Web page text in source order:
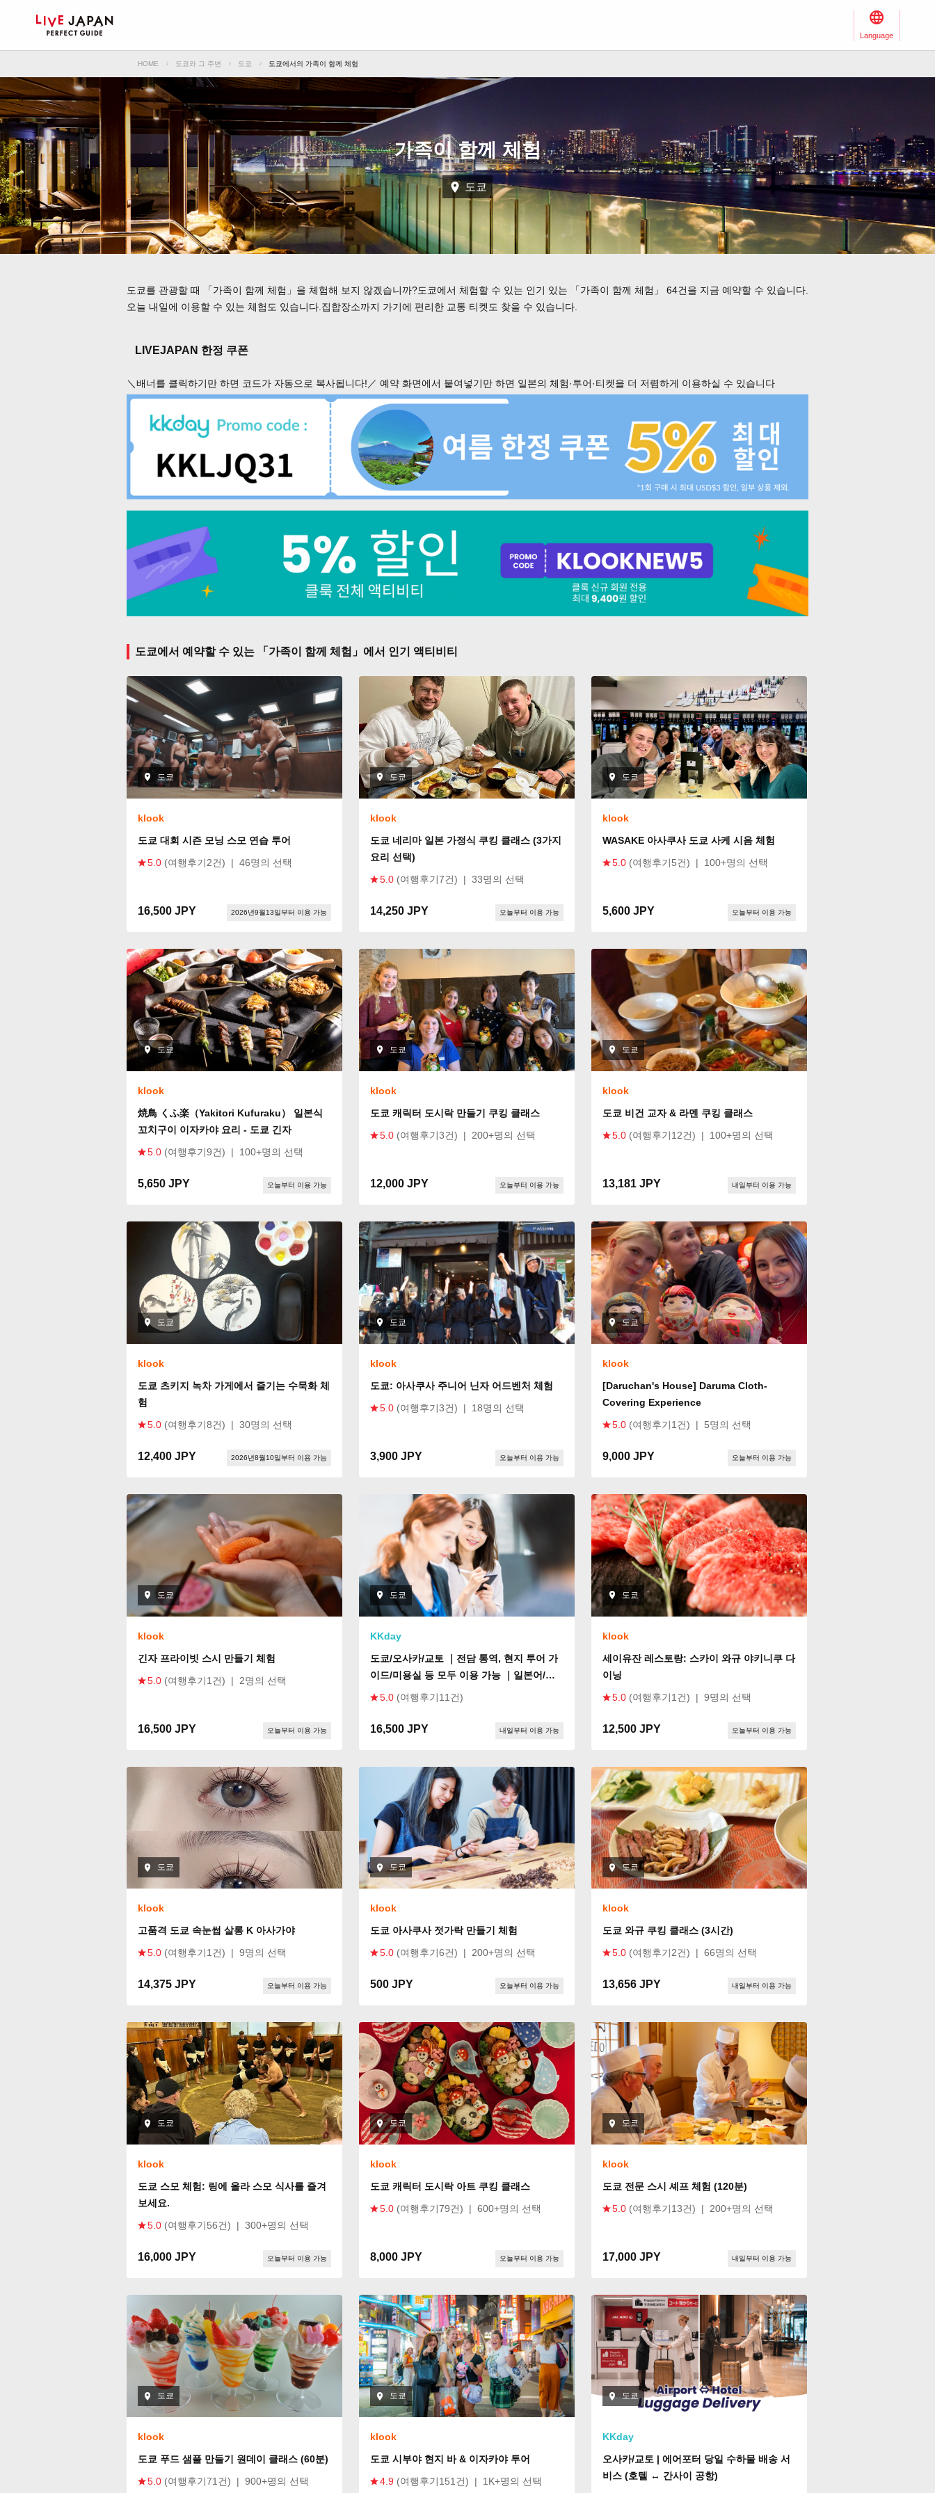
Language
HOME 도쿄와 그 주변 도쿄 도쿄에서의 가족이 함께 체험
가족이 함께 체험
도쿄
도쿄를 관광할 때 「가족이 함께 체험」을 체험해 보지 않겠습니까?도쿄에서 체험할 수 있는 인기 있는 「가족이 함께 체험」 64건을 지금 예약할 수 있습니다.
오늘 내일에 이용할 수 있는 체험도 있습니다.집합장소까지 가기에 편리한 교통 티켓도 찾을 수 있습니다.
LIVEJAPAN 한정 쿠폰
＼배너를 클릭하기만 하면 코드가 자동으로 복사됩니다!／ 예약 화면에서 붙여넣기만 하면 일본의 체험·투어·티켓을 더 저렴하게 이용하실 수 있습니다
도쿄에서 예약할 수 있는 「가족이 함께 체험」에서 인기 액티비티
도쿄
klook
도쿄 대회 시즌 모닝 스모 연습 투어
5.0 (여행후기2건) | 46명의 선택
16,500 JPY 2026년9월13일부터 이용 가능
도쿄
klook
도쿄 네리마 일본 가정식 쿠킹 클래스 (3가지
요리 선택)
5.0 (여행후기7건) | 33명의 선택
14,250 JPY 오늘부터 이용 가능
도쿄
klook
WASAKE 아사쿠사 도쿄 사케 시음 체험
5.0 (여행후기5건) | 100+명의 선택
5,600 JPY 오늘부터 이용 가능
도쿄
klook
焼鳥 くふ楽（Yakitori Kufuraku） 일본식
꼬치구이 이자카야 요리 - 도쿄 긴자
5.0 (여행후기9건) | 100+명의 선택
5,650 JPY 오늘부터 이용 가능
도쿄
klook
도쿄 캐릭터 도시락 만들기 쿠킹 클래스
5.0 (여행후기3건) | 200+명의 선택
12,000 JPY 오늘부터 이용 가능
도쿄
klook
도쿄 비건 교자 & 라멘 쿠킹 클래스
5.0 (여행후기12건) | 100+명의 선택
13,181 JPY 내일부터 이용 가능
도쿄
klook
도쿄 츠키지 녹차 가게에서 즐기는 수묵화 체
험
5.0 (여행후기8건) | 30명의 선택
12,400 JPY 2026년8월10일부터 이용 가능
도쿄
klook
도쿄: 아사쿠사 주니어 닌자 어드벤처 체험
5.0 (여행후기3건) | 18명의 선택
3,900 JPY 오늘부터 이용 가능
도쿄
klook
[Daruchan's House] Daruma Cloth-
Covering Experience
5.0 (여행후기1건) | 5명의 선택
9,000 JPY 오늘부터 이용 가능
도쿄
klook
긴자 프라이빗 스시 만들기 체험
5.0 (여행후기1건) | 2명의 선택
16,500 JPY 오늘부터 이용 가능
도쿄
KKday
도쿄/오사카/교토 ｜전담 통역, 현지 투어 가
이드/미용실 등 모두 이용 가능 ｜일본어/영
어/중국어
5.0 (여행후기11건)
16,500 JPY 내일부터 이용 가능
도쿄
klook
세이유잔 레스토랑: 스카이 와규 야키니쿠 다
이닝
5.0 (여행후기1건) | 9명의 선택
12,500 JPY 오늘부터 이용 가능
도쿄
klook
고품격 도쿄 속눈썹 살롱 K 아사가야
5.0 (여행후기1건) | 9명의 선택
14,375 JPY 오늘부터 이용 가능
도쿄
klook
도쿄 아사쿠사 젓가락 만들기 체험
5.0 (여행후기6건) | 200+명의 선택
500 JPY 오늘부터 이용 가능
도쿄
klook
도쿄 와규 쿠킹 클래스 (3시간)
5.0 (여행후기2건) | 66명의 선택
13,656 JPY 내일부터 이용 가능
도쿄
klook
도쿄 스모 체험: 링에 올라 스모 식사를 즐겨
보세요.
5.0 (여행후기56건) | 300+명의 선택
16,000 JPY 오늘부터 이용 가능
도쿄
klook
도쿄 캐릭터 도시락 아트 쿠킹 클래스
5.0 (여행후기79건) | 600+명의 선택
8,000 JPY 오늘부터 이용 가능
도쿄
klook
도쿄 전문 스시 셰프 체험 (120분)
5.0 (여행후기13건) | 200+명의 선택
17,000 JPY 내일부터 이용 가능
도쿄
klook
도쿄 푸드 샘플 만들기 원데이 클래스 (60분)
5.0 (여행후기71건) | 900+명의 선택
도쿄
klook
도쿄 시부야 현지 바 & 이자카야 투어
4.9 (여행후기151건) | 1K+명의 선택
도쿄
KKday
오사카/교토 | 에어포터 당일 수하물 배송 서
비스 (호텔 ↔ 간사이 공항)